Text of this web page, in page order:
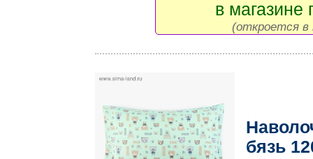
в магазине
(откроется в
бязь